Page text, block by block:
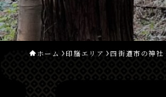
ホーム 印旛エリア 四街道市の神社